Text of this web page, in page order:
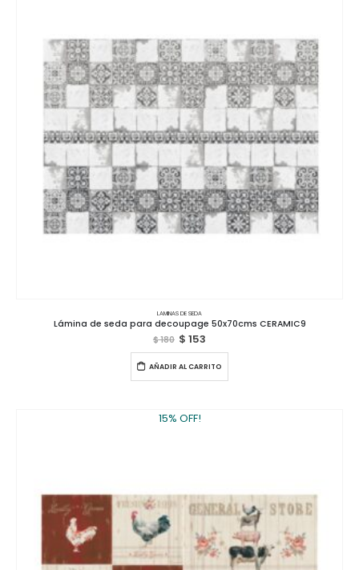
LAMINAS DE SEDA
Lámina de seda para decoupage 50x70cms CERAMIC9
$180 $ 153
AÑADIR AL CARRITO
15% OFF!